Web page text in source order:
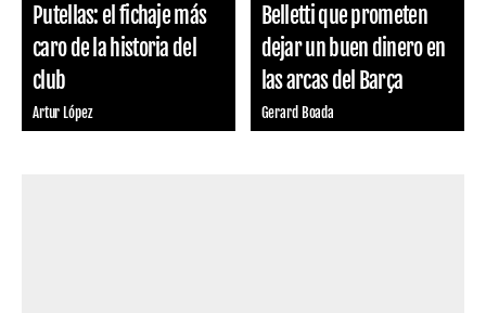
Putellas: el fichaje más
caro de la historia del
club
Artur López
Belletti que prometen
dejar un buen dinero en
las arcas del Barça
Gerard Boada